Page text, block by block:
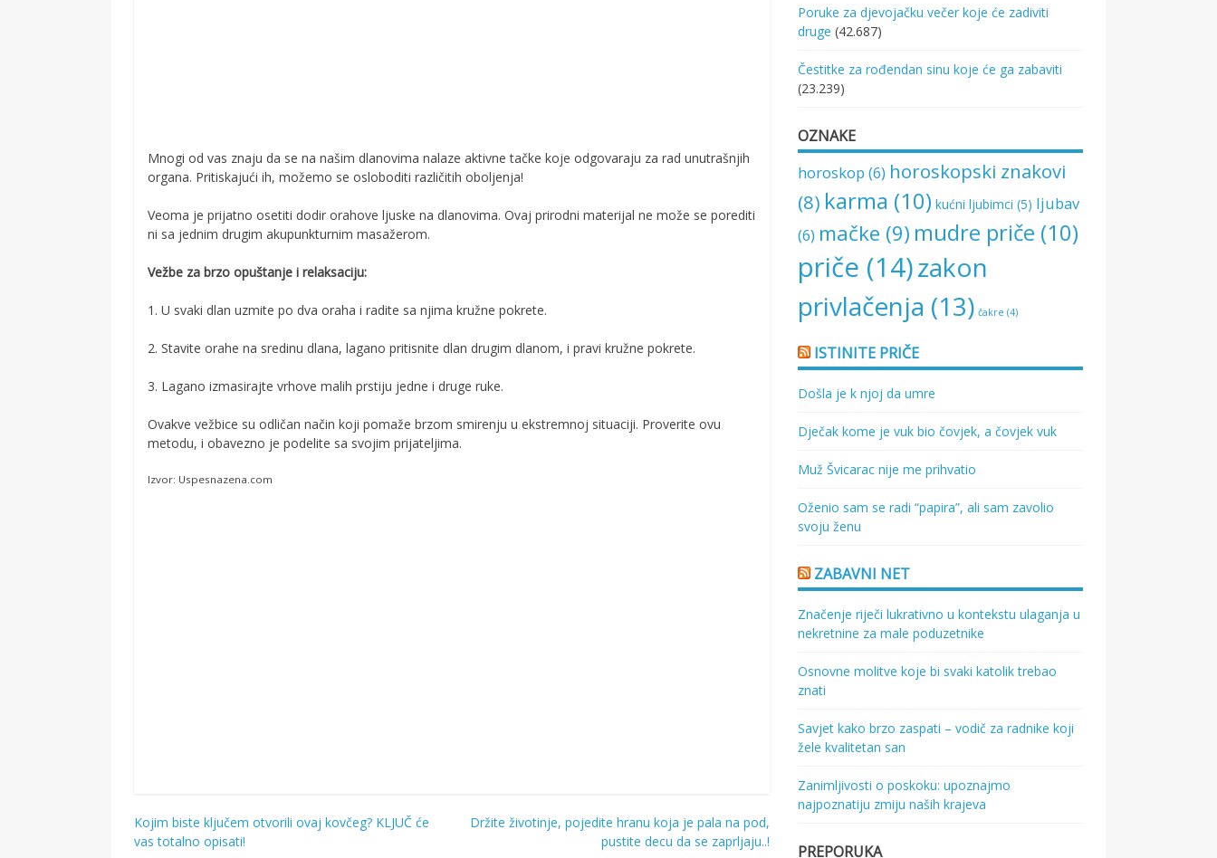
Mnogi od vas znaju da se na našim dlanovima nalaze aktivne tačke koje odgovaraju za rad unutrašnjih
organa. Pritiskajući ih, možemo se osloboditi različitih oboljenja!
Veoma je prijatno osetiti dodir orahove ljuske na dlanovima. Ovaj prirodni materijal ne može se porediti
ni sa jednim drugim akupunkturnim masažerom.
Vežbe za brzo opuštanje i relaksaciju:
1. U svaki dlan uzmite po dva oraha i radite sa njima kružne pokrete.
2. Stavite orahe na sredinu dlana, lagano pritisnite dlan drugim dlanom, i pravi kružne pokrete.
3. Lagano izmasirajte vrhove malih prstiju jedne i druge ruke.
Ovakve vežbice su odličan način koji pomaže brzom smirenju u ekstremnoj situaciji. Proverite ovu
metodu, i obavezno je podelite sa svojim prijateljima.
Izvor: Uspesnazena.com
Navigacija
Kojim biste ključem otvorili ovaj kovčeg? KLJUČ će
vas totalno opisati!
Držite životinje, pojedite hranu koja je pala na pod,
pustite decu da se zaprljaju..!
Poruke za djevojačku večer koje će zadiviti
druge (42.687)
Čestitke za rođendan sinu koje će ga zabaviti
(23.239)
OZNAKE
horoskop (6) horoskopski znakovi
(8) karma (10) kućni ljubimci (5) ljubav
(6) mačke (9) mudre priče (10)
priče (14)zakon
privlačenja (13) čakre (4)
ISTINITE PRIČE
Došla je k njoj da umre
Dječak kome je vuk bio čovjek, a čovjek vuk
Muž Švicarac nije me prihvatio
Oženio sam se radi “papira”, ali sam zavolio
svoju ženu
ZABAVNI NET
Značenje riječi lukrativno u kontekstu ulaganja u
nekretnine za male poduzetnike
Osnovne molitve koje bi svaki katolik trebao
znati
Savjet kako brzo zaspati – vodič za radnike koji
žele kvalitetan san
Zanimljivosti o poskoku: upoznajmo
najpoznatiju zmiju naših krajeva
PREPORUKA